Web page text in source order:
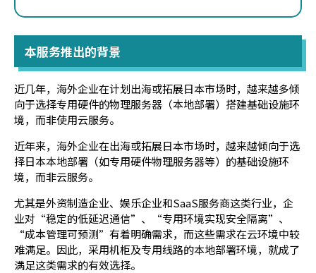
本服务推出的背景
近几年，海外企业在计划出海或拓展日本市场时，越来越多倾
向于选择专用硬件的物理服务器（本地部署）搭建基础设施环
境，而非使用云服务。
近年来，海外企业在出海或拓展日本市场时，越来越倾向于选
择日本本地部署（如专用硬件物理服务器等）的基础设施环
境，而非云服务。
尤其是外资制造企业、娱乐企业和SaaS服务商这类行业，企
业对“稳定的低延迟通信”、“专用环境实现安全隔离”、
“成本管理可预测”有着明确需求，而这些需求在云环境中较
难满足。因此，采用机柜及专用线路的本地部署环境，就成了
满足这类需求的有效选择。